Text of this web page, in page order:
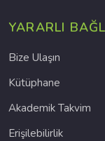
YARARLI
Bize Ulaşın
Kütüphane
Akademik Takvim
Erişilebilirlik